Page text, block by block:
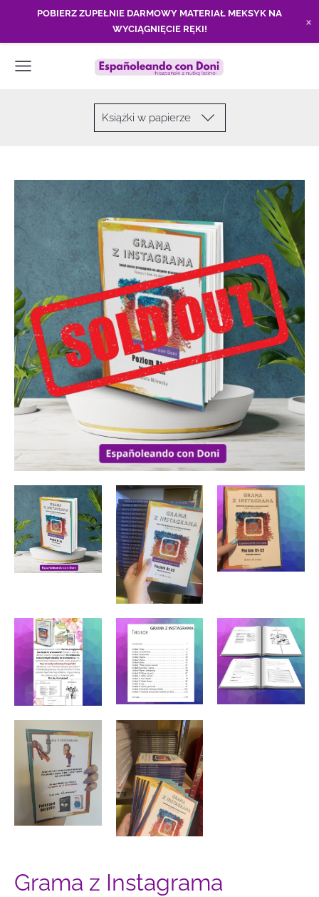
POBIERZ ZUPEŁNIE DARMOWY MATERIAŁ MEKSYK NA
WYCIĄGNIĘCIE RĘKI!
×
Książki w papierze
Grama z Instagrama